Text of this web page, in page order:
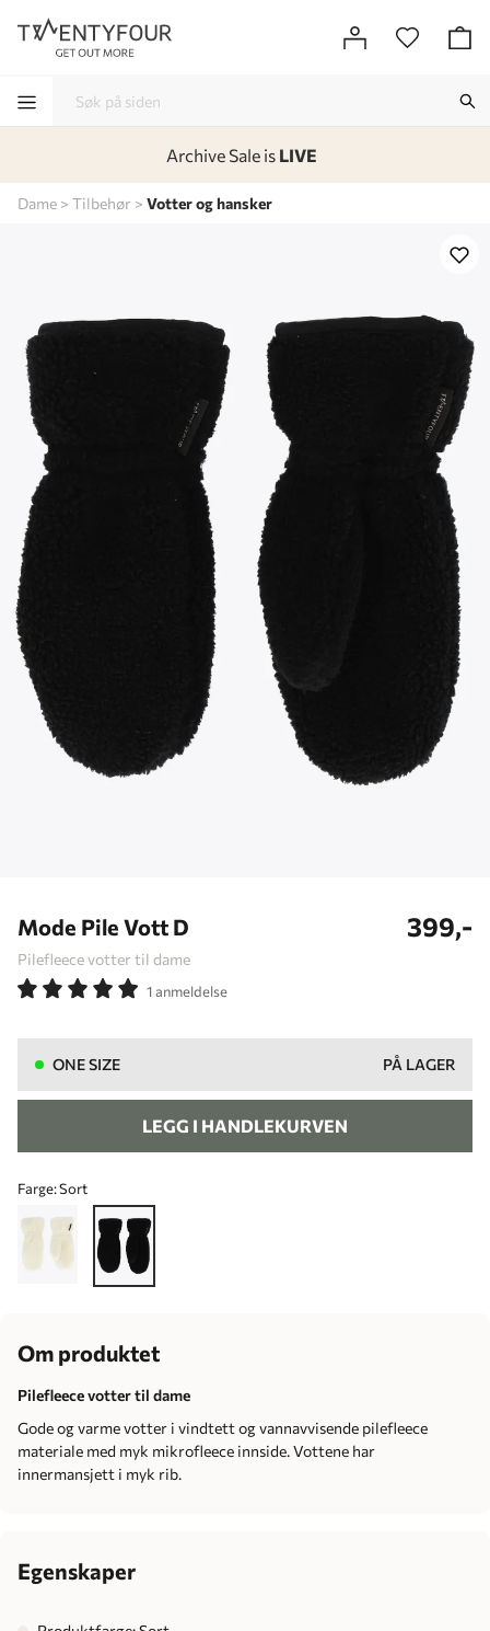
Dame Tilbehør Votter og hansker
Mode Pile Vott D
Pilefleece votter til dame
399,-
1 anmeldelse
ONE SIZE PÅ LAGER
LEGG I HANDLEKURVEN
Farge:Sort
Om produktet
Pilefleece votter til dame
Gode og varme votter i vindtett og vannavvisende pilefleece
materiale med myk mikrofleece innside. Vottene har
innermansjett i myk rib.
Egenskaper
Archive Sale is LIVE
-
-
-
-